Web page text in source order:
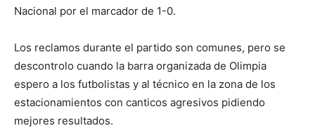
Nacional por el marcador de 1-0.
Los reclamos durante el partido son comunes, pero se
descontrolo cuando la barra organizada de Olimpia
espero a los futbolistas y al técnico en la zona de los
estacionamientos con canticos agresivos pidiendo
mejores resultados.